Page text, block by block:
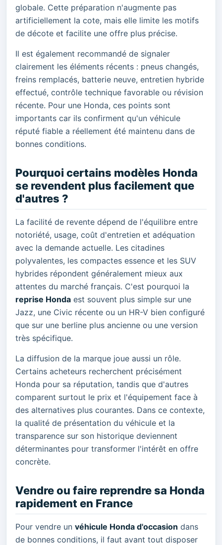
globale. Cette préparation n'augmente pas
artificiellement la cote, mais elle limite les motifs
de décote et facilite une offre plus précise.
Il est également recommandé de signaler
clairement les éléments récents : pneus changés,
freins remplacés, batterie neuve, entretien hybride
effectué, contrôle technique favorable ou révision
récente. Pour une Honda, ces points sont
importants car ils confirment qu'un véhicule
réputé fiable a réellement été maintenu dans de
bonnes conditions.
Pourquoi certains modèles Honda
se revendent plus facilement que
d'autres ?
La facilité de revente dépend de l'équilibre entre
notoriété, usage, coût d'entretien et adéquation
avec la demande actuelle. Les citadines
polyvalentes, les compactes essence et les SUV
hybrides répondent généralement mieux aux
attentes du marché français. C'est pourquoi la
reprise Honda est souvent plus simple sur une
Jazz, une Civic récente ou un HR-V bien configuré
que sur une berline plus ancienne ou une version
très spécifique.
La diffusion de la marque joue aussi un rôle.
Certains acheteurs recherchent précisément
Honda pour sa réputation, tandis que d'autres
comparent surtout le prix et l'équipement face à
des alternatives plus courantes. Dans ce contexte,
la qualité de présentation du véhicule et la
transparence sur son historique deviennent
déterminantes pour transformer l'intérêt en offre
concrète.
Vendre ou faire reprendre sa Honda
rapidement en France
Pour vendre un véhicule Honda d'occasion dans
de bonnes conditions, il faut avant tout disposer